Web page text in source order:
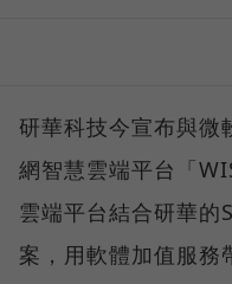
研華科技今宣布與微
網智慧雲端平台「
雲端平台結合研華的
案，用軟體加值服務